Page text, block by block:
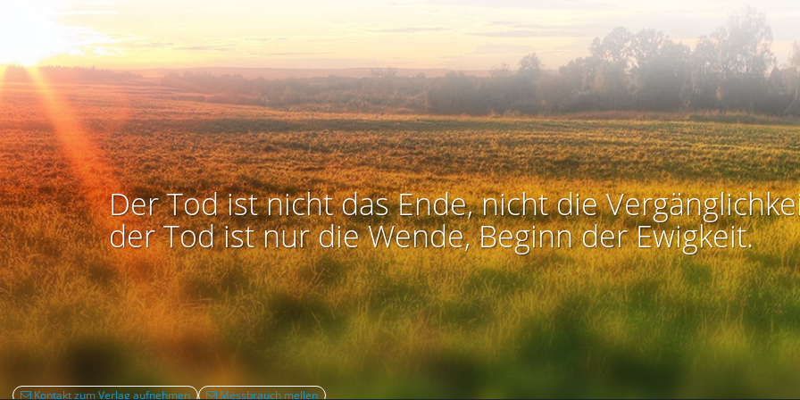
Der Tod ist nicht das Ende, nicht die
der Tod ist nur die Wende, Beginn der Ewigkeit.
Kontakt zum Verlag aufnehmen Mëssbrauch mellen